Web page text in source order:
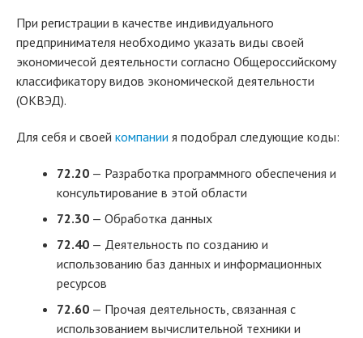
При регистрации в качестве индивидуального
предпринимателя необходимо указать виды своей
экономичесой деятельности согласно Общероссийскому
классификатору видов экономической деятельности
(ОКВЭД).
Для себя и своей компании я подобрал следующие коды:
72.20 — Разработка программного обеспечения и
консультирование в этой области
72.30 — Обработка данных
72.40 — Деятельность по созданию и
использованию баз данных и информационных
ресурсов
72.60 — Прочая деятельность, связанная с
использованием вычислительной техники и